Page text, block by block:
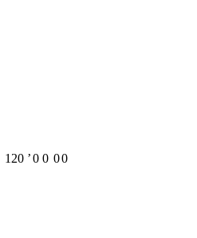
120 ʼ0 0 00